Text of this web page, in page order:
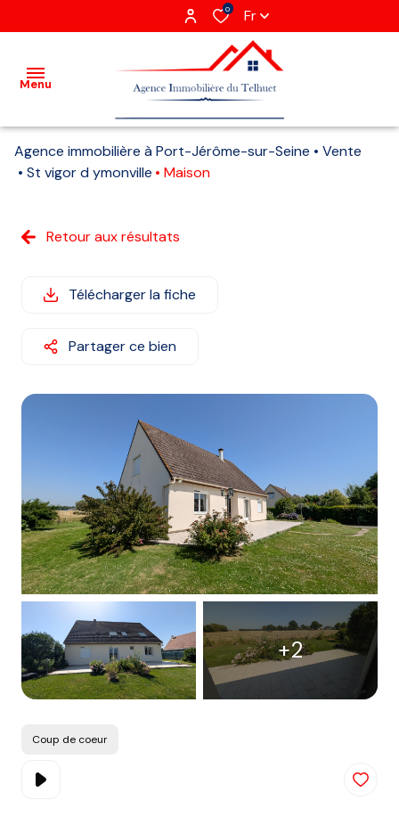
0 Fr
Menu
Acheter
Vendre
Gestion
locative
Agence
Contact
Agence immobilière à Port-Jérôme-sur-Seine
Vente
St vigor d ymonville
Maison
Retour aux résultats
Télécharger la fiche
Partager ce bien
+2
Coup de coeur